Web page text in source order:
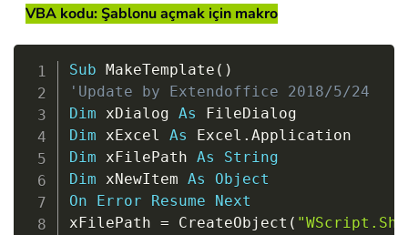
VBA kodu: Şablonu açmak için makro
Sub MakeTemplate ( )
'Update by Extendoffice 2018/5/24
Dim xDialog As
Dim xExcel As Excel .
Dim xFilePath As
String
Dim xNewItem As
Object
On
Error Resume
Next
xFilePath = CreateObject (